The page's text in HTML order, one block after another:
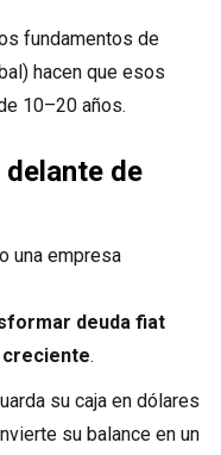
fundamentos de
hacen que esos
10–20 años.
de
una empresa
deuda fiat
creciente.
su caja en dólares
su balance en un